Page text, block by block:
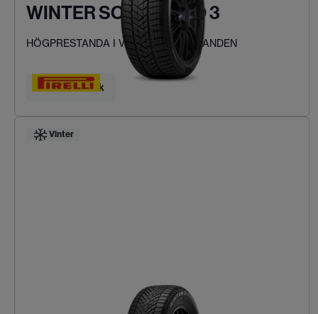
WINTER SOTTOZERO 3
HÖGPRESTANDA I VINTERFÖRHÅLLANDEN
Hitta ditt däck
Vinter